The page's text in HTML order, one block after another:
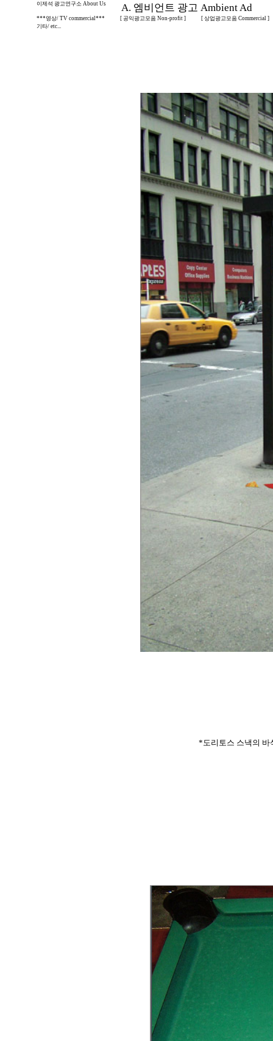
이제석 광고연구소 About Us A. 엠비언트 광고 Ambient Ad
***영상/ TV commercial*** [ 공익광고모음 Non-profit ]
[ 상업광고모음 Commercial ]
기타/ etc...
*도리토스 스낵의 바